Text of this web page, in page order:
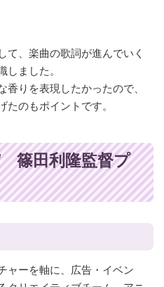
て、楽曲の歌詞が進んでいく
しました。
りを表現したかったので、
のもポイントです。
田利隆監督プ
ャーを軸に、広告・イベン